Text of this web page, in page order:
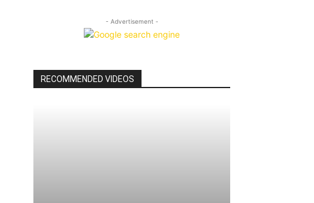
- Advertisement -
RECOMMENDED VIDEOS